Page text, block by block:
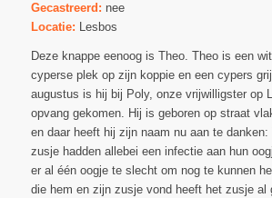
Gecastreerd: nee
Locatie: Lesbos
Deze knappe eenoog is Theo. Theo is een
cyperse plek op zijn koppie en een cypers
augustus is hij bij Poly, onze vrijwilligster op
opvang gekomen. Hij is geboren op straat
en daar heeft hij zijn naam nu aan te
zusje hadden allebei een infectie aan hun
er al één oogje te slecht om nog te kunnen
die hem en zijn zusje vond heeft het zusje al